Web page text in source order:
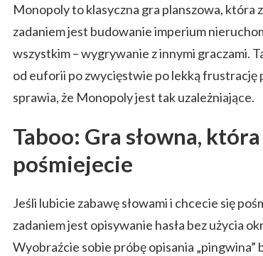
Monopoly to klasyczna gra planszowa, która
zadaniem jest budowanie imperium
wszystkim – wygrywanie z innymi graczami.
od euforii po zwycięstwie po lekką frustrację
sprawia, że Monopoly jest tak uzależniające.
Taboo: Gra słowna,
pośmiejecie
Jeśli lubicie zabawę słowami i chcecie się
zadaniem jest opisywanie hasła bez użycia
Wyobraźcie sobie próbę opisania „pingwina”